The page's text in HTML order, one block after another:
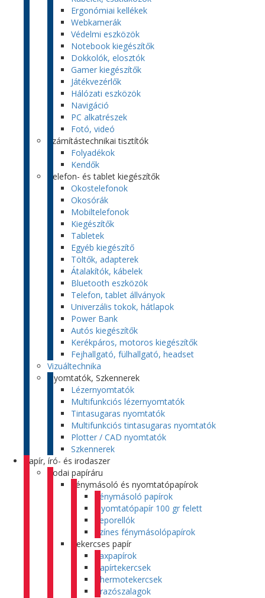
Ergonómiai kellékek
Webkamerák
Védelmi eszközök
Notebook kiegészítők
Dokkolók, elosztók
Gamer kiegészítők
Játékvezérlők
Hálózati eszközök
Navigáció
PC alkatrészek
Fotó, videó
Számítástechnikai tisztítók
Folyadékok
Kendők
Telefon- és tablet kiegészítők
Okostelefonok
Okosórák
Mobiltelefonok
Kiegészítők
Tabletek
Egyéb kiegészítő
Töltők, adapterek
Átalakítók, kábelek
Bluetooth eszközök
Telefon, tablet állványok
Univerzális tokok, hátlapok
Power Bank
Autós kiegészítők
Kerékpáros, motoros kiegészítők
Fejhallgató, fülhallgató, headset
Vizuáltechnika
Nyomtatók, Szkennerek
Lézernyomtatók
Multifunkciós lézernyomtatók
Tintasugaras nyomtatók
Multifunkciós tintasugaras nyomtatók
Plotter / CAD nyomtatók
Szkennerek
Papír, író- és irodaszer
Irodai papíráru
Fénymásoló és nyomtatópapírok
Fénymásoló papírok
Nyomtatópapír 100 gr felett
Leporellók
Színes fénymásolópapírok
Tekercses papír
Faxpapírok
Papírtekercsek
Thermotekercsek
Árazószalagok